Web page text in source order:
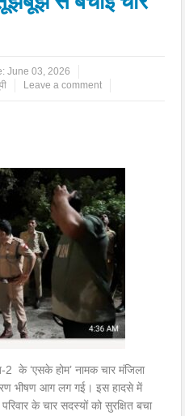
June 03, 2026
Leave a comment
के ‘एसके होम’ नामक चार मंजिला
भीषण आग लग गई। इस हादसे में
के चार सदस्यों को सुरक्षित बचा